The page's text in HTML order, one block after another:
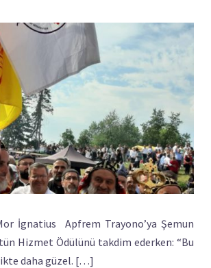
İgnatius Apfrem Trayono’ya Şemun
Hizmet Ödülünü takdim ederken: “Bu
daha güzel. […]